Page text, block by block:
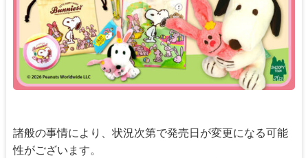
諸般の事情により、状況次第で発売日が変更になる可能
性がございます。